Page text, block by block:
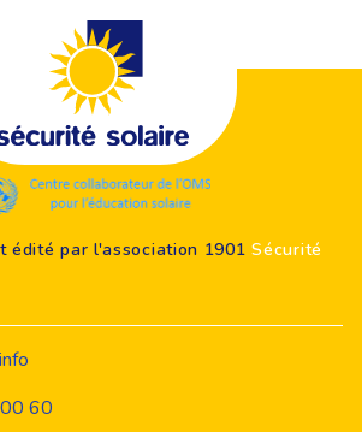
édité par l'association 1901Sécurité
60